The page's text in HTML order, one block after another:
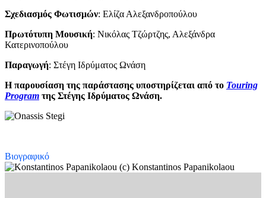
Σχεδιασμός Φωτισμών: Ελίζα Αλεξανδροπούλου
Πρωτότυπη Μουσική: Νικόλας Τζώρτζης, Αλεξάνδρα
Κατερινοπούλου
Παραγωγή: Στέγη Ιδρύματος Ωνάση
Η παρουσίαση της παράστασης υποστηρίζεται από το Touring
Program της Στέγης Ιδρύματος Ωνάση.
Βιογραφικό